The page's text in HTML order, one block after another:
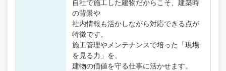
の背景や
社内情報も活かしながら対応できる点が
特徴です。
施工管理やメンテナンスで培った「現場
を見る力」を、
建物の価値を守る仕事に活かせます。